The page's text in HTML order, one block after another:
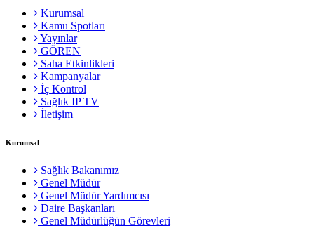
Kurumsal
Kamu Spotları
Yayınlar
GÖREN
Saha Etkinlikleri
Kampanyalar
İç Kontrol
Sağlık IP TV
İletişim
Kurumsal
Sağlık Bakanımız
Genel Müdür
Genel Müdür Yardımcısı
Daire Başkanları
Genel Müdürlüğün Görevleri